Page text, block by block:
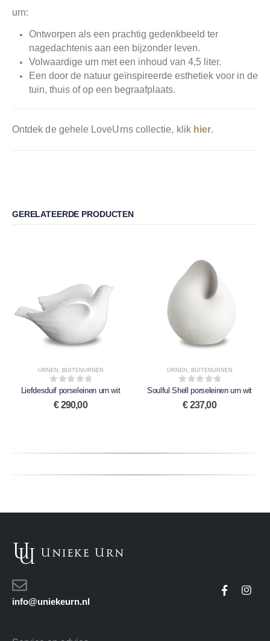
urn:
Ontworpen als een prachtig gedenkbeeld ter
nagedachtenis aan een bijzonder leven.
Volwaardige urn met een inhoud van 4,5 liter.
Een door de natuur geïnspireerde esthetiek voor in de
tuin, thuis of op een begraafplaats.
Ontdek de gehele LoveUrns collectie, klik hier.
GERELATEERDE PRODUCTEN
URNEN BUITENURNEN
0out of 5
Liefdesduif porseleinen urn wit
€290,00
URNEN BUITENURNEN
0out of 5
Soulful Shell porseleinen urn wit
€237,00
info@uniekeurn.nl